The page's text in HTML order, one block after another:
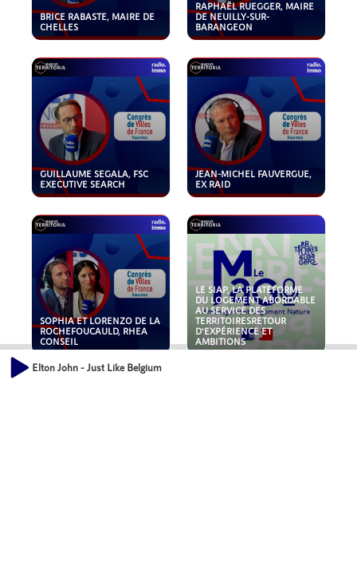
BRICE RABASTE, MAIRE DE
CHELLES
RAPHAËL RUEGGER, MAIRE
DE NEUILLY-SUR-
BARANGEON
GUILLAUME SEGALA, FSC
EXECUTIVE SEARCH
JEAN-MICHEL FAUVERGUE,
EX RAID
SOPHIA ET LORENZO DE LA
ROCHEFOUCAULD, RHEA
CONSEIL
LE SIAP, LA PLATEFORME
DU LOGEMENT ABORDABLE
AU SERVICE DES
TERRITOIRESRETOUR
D'EXPÉRIENCE ET
AMBITIONS
Elton John - Just Like Belgium